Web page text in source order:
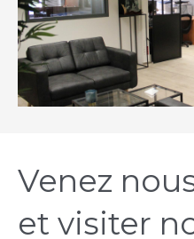
Venez
et visiter